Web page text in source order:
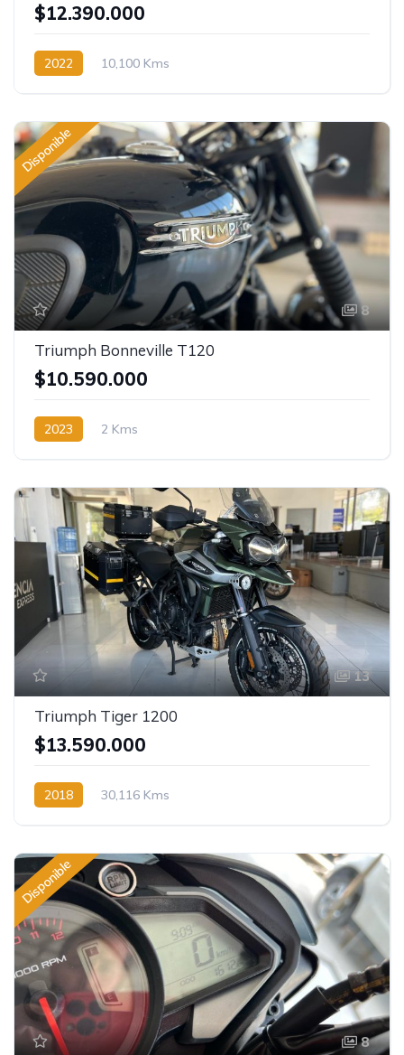
$12.390.000
2022 10,100 Kms
Disponible
8
Triumph Bonneville T120
$10.590.000
2023 2 Kms
13
Triumph Tiger 1200
$13.590.000
2018 30,116 Kms
Disponible
8